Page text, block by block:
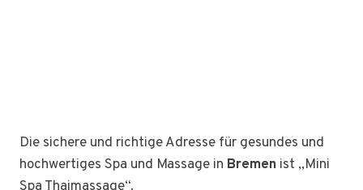
Die sichere und richtige Adresse für gesundes und
hochwertiges Spa und Massage in Bremen ist „Mini